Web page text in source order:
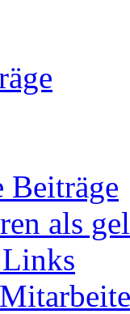
Beiträge
als